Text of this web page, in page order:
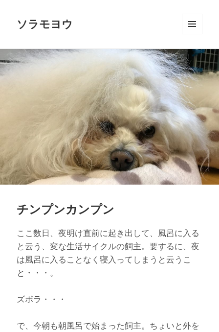
ソラモヨウ
ーとウ
ィジェ
ット
チンプンカンプン
ここ数日、夜明け直前に起き出して、風呂に入る
と云う、変な生活サイクルの飼主。要するに、夜
は風呂に入ることなく寝入ってしまうと云うこ
と・・・。
ズボラ・・・
で、今朝も朝風呂で始まった飼主。ちょいと外を